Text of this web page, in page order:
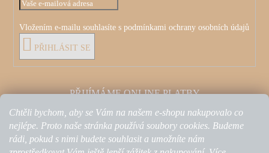
Chtěli bychom, aby se Vám na našem e-shopu nakupovalo co
nejlépe. Proto naše stránka používá soubory cookies. Budeme
rádi, pokud s nimi budete souhlasit a umožníte nám
Vložením e-mailu souhlasíte s podmínkami ochrany osobních údajů
PŘIHLÁSIT SE
PŘIJÍMÁME ONLINE PLATBY